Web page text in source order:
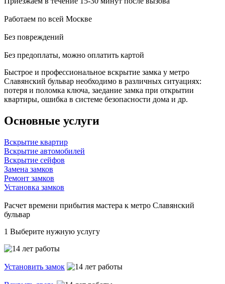
Работаем по всей Москве
Без повреждений
Без предоплаты, можно оплатить картой
Быстрое и профессиональное вскрытие замка у метро
Славянский бульвар необходимо в различных ситуациях:
потеря и поломка ключа, заедание замка при открытии
квартиры, ошибка в системе безопасности дома и др.
Основные услуги
Вскрытие квартир
Вскрытие автомобилей
Вскрытие сейфов
Замена замков
Ремонт замков
Установка замков
Расчет времени прибытия мастера к метро Славянский
бульвар
1 Выберите нужную услугу
Установить замок